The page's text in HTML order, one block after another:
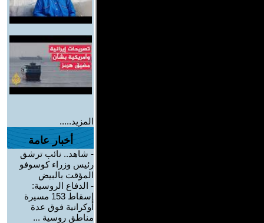
المزيد.....
أخبار عامة
- شاهد.. نائب ترشق
رئيس وزراء كوسوفو
المؤقت بالبيض
- الدفاع الروسية:
إسقاط 153 مسيرة
أوكرانية فوق عدة
مناطق روسية ...